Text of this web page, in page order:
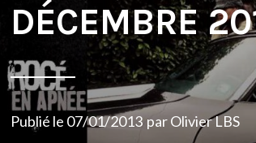
DÉCEMBRE
Publié le 07/01/2013 parOlivier LBS